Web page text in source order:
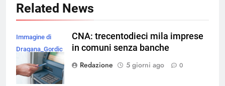
Related News
Immagine di
Dragana_Gordic
su Magnific
CNA: trecentodieci mila imprese
in comuni senza banche
Redazione
5 giorni ago 0